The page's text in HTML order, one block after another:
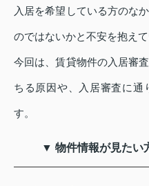
入居を希望している方のな
のではないかと不安を抱え
今回は、賃貸物件の入居審
ちる原因や、入居審査に通
す。
▼ 物件情報が見たい